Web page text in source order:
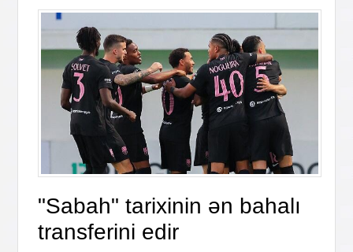
"Sabah" tarixinin ən bahalı
transferini edir